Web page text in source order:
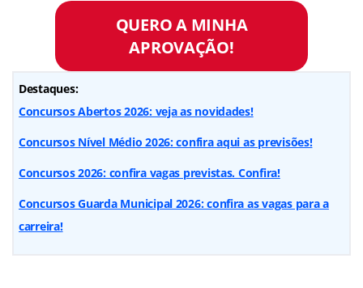
QUERO A MINHA
APROVAÇÃO!
Destaques:
Concursos Abertos 2026: veja as novidades!
Concursos Nível Médio 2026: confira aqui as previsões!
Concursos 2026: confira vagas previstas. Confira!
Concursos Guarda Municipal 2026: confira as vagas para a
carreira!